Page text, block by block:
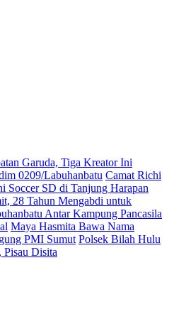
Garuda, Tiga Kreator Ini
0209/Labuhanbatu Camat Richi
Soccer SD di Tanjung Harapan
28 Tahun Mengabdi untuk
Antar Kampung Pancasila
Maya Hasmita Bawa Nama
PMI Sumut Polsek Bilah Hulu
Pisau Disita